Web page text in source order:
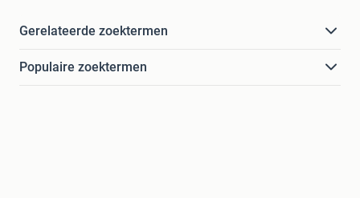
Gerelateerde zoektermen
Populaire zoektermen